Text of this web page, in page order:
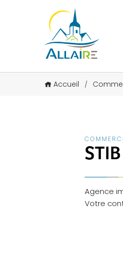
Accueil /
Agence
Votre